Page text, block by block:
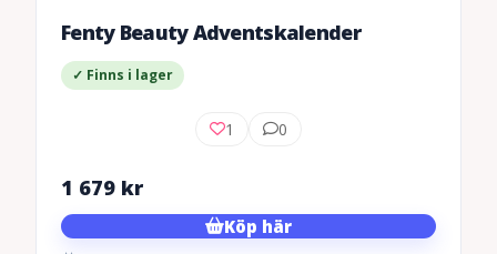
Fenty Beauty Adventskalender
✓ Finns i lager
1 0
1 679 kr
Köp här